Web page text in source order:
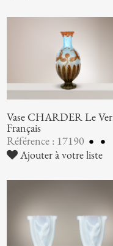
Vase CHARDER Le
Français
Référence : 17190
Ajouter à votre liste